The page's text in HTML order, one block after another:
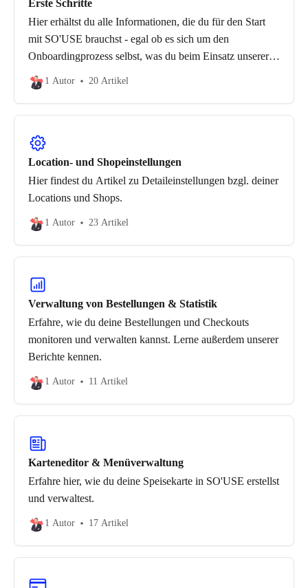
Erste Schritte
Hier erhältst du alle Informationen, die du für den Start
mit SO'USE brauchst - egal ob es sich um den
Onboardingprozess selbst, was du beim Einsatz unserer
unterschiedlichen Lizenzen und Produkte beachten musst
oder unser Touchpointangebot handelt.
1 Autor 20 Artikel
Location- und Shopeinstellungen
Hier findest du Artikel zu Detaileinstellungen bzgl. deiner
Locations und Shops.
1 Autor 23 Artikel
Verwaltung von Bestellungen & Statistik
Erfahre, wie du deine Bestellungen und Checkouts
monitoren und verwalten kannst. Lerne außerdem unserer
Berichte kennen.
1 Autor 11 Artikel
Karteneditor & Menüverwaltung
Erfahre hier, wie du deine Speisekarte in SO'USE erstellst
und verwaltest.
1 Autor 17 Artikel